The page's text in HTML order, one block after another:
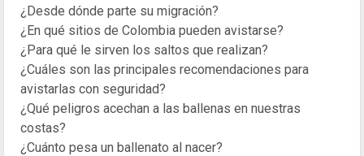
¿Desde dónde parte su migración?
¿En qué sitios de Colombia pueden avistarse?
¿Para qué le sirven los saltos que realizan?
¿Cuáles son las principales recomendaciones para
avistarlas con seguridad?
¿Qué peligros acechan a las ballenas en nuestras
costas?
¿Cuánto pesa un ballenato al nacer?